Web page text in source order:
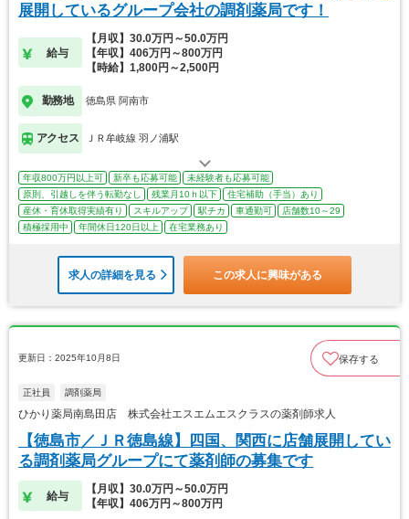
展開しているグループ会社の調剤薬局です！
給与
【月収】30.0万円～50.0万円
【年収】406万円～800万円
【時給】1,800円～2,500円
勤務地 徳島県 阿南市
アクセス ＪＲ牟岐線 羽ノ浦駅
年収800万円以上可 新卒も応募可能
未経験者も応募可能
原則、引越しを伴う転勤なし
残業月10ｈ以下
住宅補助（手当）あり
産休・育休取得実績有り
スキルアップ 駅チカ 車通勤可
店舗数10～29
積極採用中
年間休日120日以上 在宅業務あり
求人の詳細を見る この求人に興味がある
更新日：2025年10月8日 保存する
正社員 調剤薬局
ひかり薬局南島田店 株式会社エスエムエスクラスの薬剤師求人
【徳島市／ＪＲ徳島線】四国、関西に店舗展開してい
る調剤薬局グループにて薬剤師の募集です
給与
【月収】30.0万円～50.0万円
【年収】406万円～800万円